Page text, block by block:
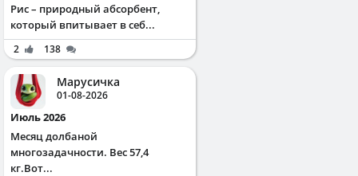
Рис – природный абсорбент,
который впитывает в себ...
2 138
Марусичка
01-08-2026
Июль 2026
Месяц долбаной
многозадачности. Вес 57,4
кг.Вот...